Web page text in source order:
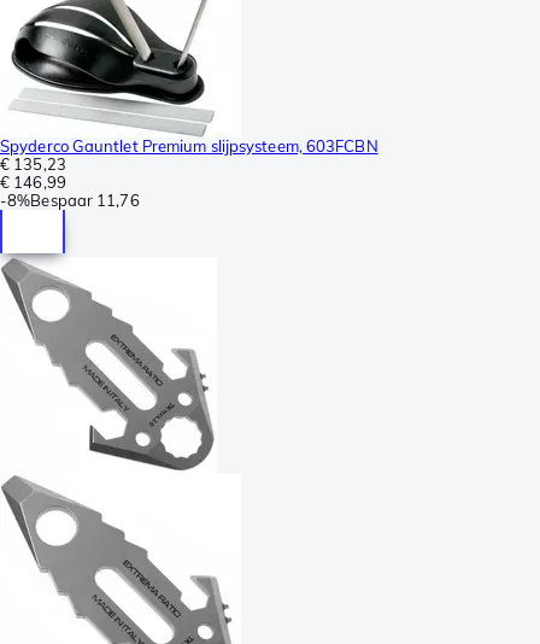
Spyderco Gauntlet Premium slijpsysteem, 603FCBN
€ 135,23
€ 146,99
-8%Bespaar 11,76